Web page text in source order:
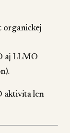
organickej
aj LLMO
aktivita len